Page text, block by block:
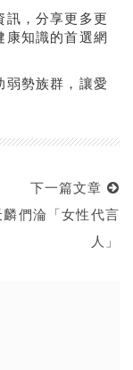
訊，分享更多更
康知識的首選網
弱勢族群，讓愛
下一篇文章
麟們淪「女性代言
人」